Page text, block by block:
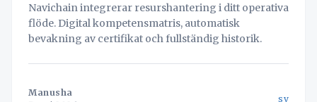
Navichain integrerar resurshantering i ditt operativa
flöde. Digital kompetensmatris, automatisk
bevakning av certifikat och fullständig historik.
Manusha
sv